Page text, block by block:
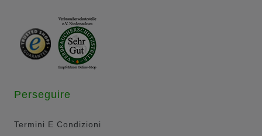
Perseguire
Termini E Condizioni